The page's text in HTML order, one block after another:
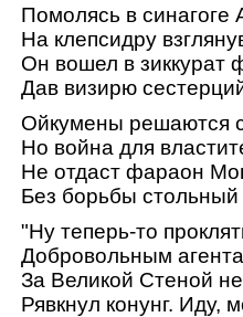
Помолясь в синагоге
На клепсидру
Он вошел в зиккурат
Дав визирю
Ойкумены решаются
Но война для
Не отдаст фараон
Без борьбы стольный
"Ну теперь-то
Добровольным
За Великой Стеной
Рявкнул конунг. Иду,